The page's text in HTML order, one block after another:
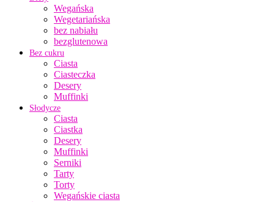
Wegańska
Wegetariańska
bez nabiału
bezglutenowa
Bez cukru
Ciasta
Ciasteczka
Desery
Muffinki
Słodycze
Ciasta
Ciastka
Desery
Muffinki
Serniki
Tarty
Torty
Wegańskie ciasta